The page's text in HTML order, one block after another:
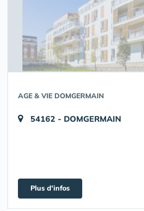
AGE & VIE DOMGERMAIN
54162 - DOMGERMAIN
Plus d'infos